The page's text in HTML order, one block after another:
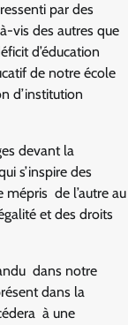
par des
vis des autres que
d’éducation
de notre école
d’institution
devant la
s’inspire des
mépris de l’autre au
et des droits
dans notre
dans la
à une